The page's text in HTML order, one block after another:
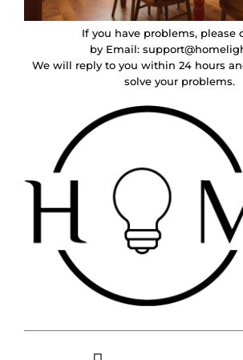
If you have problems, please
by Email:
We will reply to you within 24 hours
solve your problems.